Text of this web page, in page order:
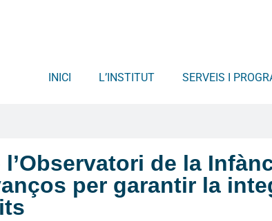
INICI L’INSTITUT SERVEIS I
l’Observatori de la
per garantir la